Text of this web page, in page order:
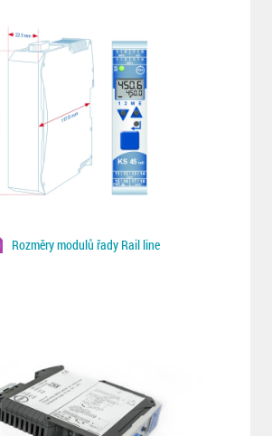
Rozměry modulů řady Rail line